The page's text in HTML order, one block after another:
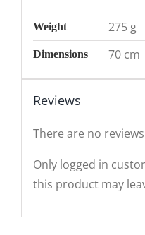
Weight 275 g
Dimensions 70 cm
Reviews
There are no
Only logged in
this product may